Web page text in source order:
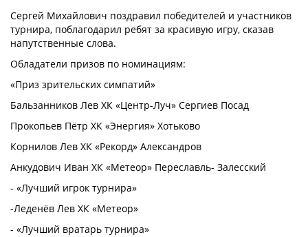
Сергей Михайлович поздравил победителей и участников
турнира, поблагодарил ребят за красивую игру, сказав
напутственные слова.
Обладатели призов по номинациям:
«Приз зрительских симпатий»
Бальзанников Лев ХК «Центр-Луч» Сергиев Посад
Прокопьев Пётр ХК «Энергия» Хотьково
Корнилов Лев ХК «Рекорд» Александров
Анкудович Иван ХК «Метеор» Переславль- Залесский
- «Лучший игрок турнира»
-Леденёв Лев ХК «Метеор»
- «Лучший вратарь турнира»